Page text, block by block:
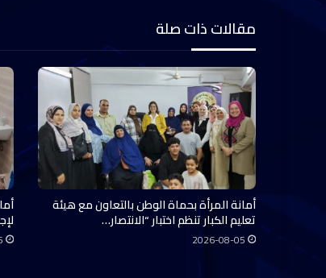
مقالات ذات صلة
أمانة المرأة بحماة الوطن بالتعاون مع هيئة
تعليم الكبار تنظم اختبار “الانتصار…
2026-08-05